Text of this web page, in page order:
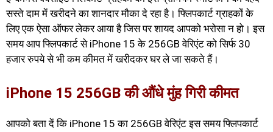
सस्ते दाम में खरीदने का शानदार मौका दे रहा है। फ्लिपकार्ट ग्राहकों के
लिए एक ऐसा ऑफर लेकर आया है जिस पर शायद आपको भरोसा न हो। इस
समय आप फ्लिपकार्ट से iPhone 15 के 256GB वेरिएंट को सिर्फ 30
हजार रुपये से भी कम कीमत में खरीदकर घर ले जा सकते हैं।
iPhone 15 256GB की औंधे मुंह गिरी कीमत
आपको बता दें कि iPhone 15 का 256GB वेरिएंट इस समय फ्लिपकार्ट